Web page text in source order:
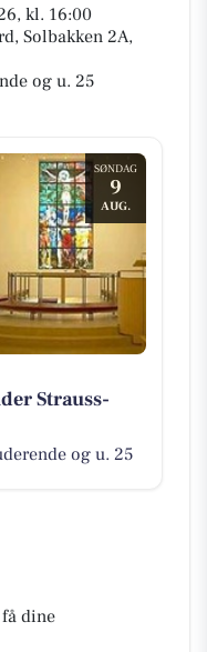
kl. 16:00
Solbakken 2A,
og u. 25
SØNDAG
9
AUG.
Strauss-
og u. 25
dine